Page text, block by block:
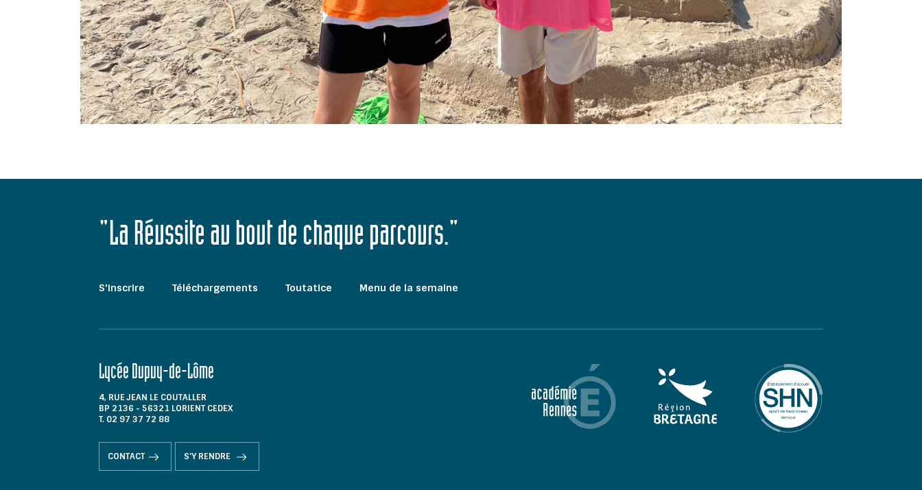
"La Réussite au bout de chaque parcours."
S'inscrire Téléchargements Toutatice Menu de la semaine
Lycée Dupuy-de-Lôme
4, RUE JEAN LE COUTALLER
BP 2136 - 56321 LORIENT CEDEX
T. 02 97 37 72 88
CONTACT S'Y RENDRE